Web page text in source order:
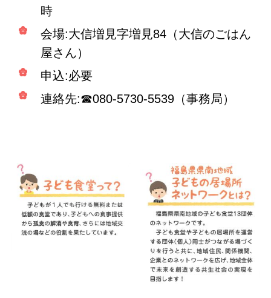
時
会場:大信増見字増見84（大信のごはん
屋さん）
申込:必要
連絡先:☎080-5730-5539（事務局）